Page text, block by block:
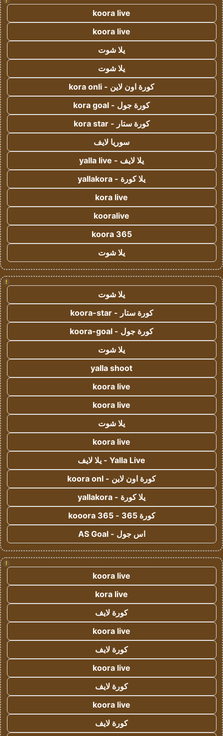
koora live
koora live
يلا شوت
يلا شوت
كورة اون لاين - kora onli
كورة جول - kora goal
كورة ستار - kora star
سوريا لايف
يلا لايف - yalla live
يلا كورة - yallakora
kora live
kooralive
koora 365
يلا شوت
!
يلا شوت
كورة ستار - koora-star
كورة جول - koora-goal
يلا شوت
yalla shoot
koora live
koora live
يلا شوت
koora live
Yalla Live - يلا لايف
كورة اون لاين - koora onl
يلا كورة - yallakora
كورة 365 - kooora 365
اس جول - AS Goal
!
koora live
kora live
كورة لايف
koora live
كورة لايف
koora live
كورة لايف
koora live
كورة لايف